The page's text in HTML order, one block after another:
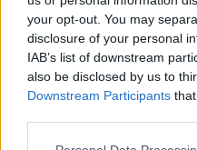
your opt-out. You may
disclosure of your personal
IAB’s list of downstream
also be disclosed by us to
Downstream Participants
Please note that this